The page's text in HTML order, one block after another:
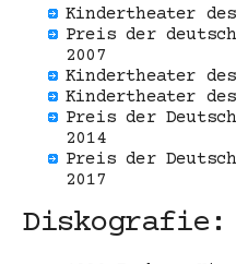
Kindertheater des
Preis der
2007
Kindertheater des
Kindertheater des
Preis der
2014
Preis der
2017
Diskografie: